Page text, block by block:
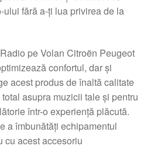
fără a-ți lua privirea de la
pe Volan Citroën Peugeot
confortul, dar și
acest produs de înaltă calitate
asupra muzicii tale și pentru
într-o experiență plăcută.
a îmbunătăți echipamentul
cu acest accesoriu